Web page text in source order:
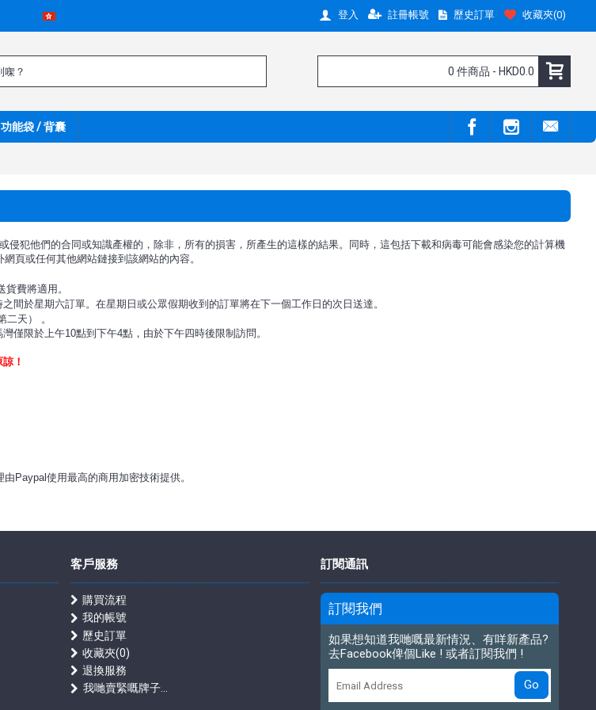
登入 註冊帳號 歷史訂單 收藏夾(0)
0 件商品 - HKD0.0
功能袋 / 背囊
犯他們的合同或知識產權的，除非，所有的損害，所產生的這樣的結果。同時，這包括下載和病毒可能會感染您的計算機
頁或任何其他網站鏈接到該網站的內容。
費將適用。
之間於星期六訂單。在星期日或公眾假期收到的訂單將在下一個工作日的次日送達。
天） 。
僅限於上午10點到下午4點，由於下午四時後限制訪問。
！
Paypal使用最高的商用加密技術提供。
客戶服務
購買流程
我的帳號
歷史訂單
收藏夾(0)
退換服務
我哋賣緊嘅牌子...
訂閱通訊
訂閱我們
如果想知道我哋嘅最新情況、有咩新產品?
去Facebook俾個Like ! 或者訂閱我們 !
Go